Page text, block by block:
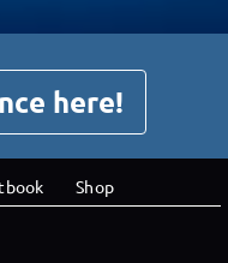
here!
Shop